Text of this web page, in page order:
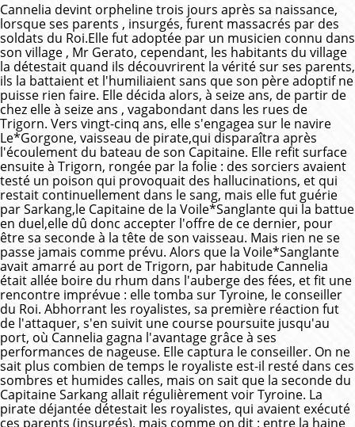
Cannelia devint orpheline trois jours après sa naissance,
lorsque ses parents , insurgés, furent massacrés par des
soldats du Roi.Elle fut adoptée par un musicien connu dans
son village , Mr Gerato, cependant, les habitants du village
la détestait quand ils découvrirent la vérité sur ses parents,
ils la battaient et l'humiliaient sans que son père adoptif ne
puisse rien faire. Elle décida alors, à seize ans, de partir de
chez elle à seize ans , vagabondant dans les rues de
Trigorn. Vers vingt-cinq ans, elle s'engagea sur le navire
Le*Gorgone, vaisseau de pirate,qui disparaîtra après
l'écoulement du bateau de son Capitaine. Elle refit surface
ensuite à Trigorn, rongée par la folie : des sorciers avaient
testé un poison qui provoquait des hallucinations, et qui
restait continuellement dans le sang, mais elle fut guérie
par Sarkang,le Capitaine de la Voile*Sanglante qui la battue
en duel,elle dû donc accepter l'offre de ce dernier, pour
être sa seconde à la tête de son vaisseau. Mais rien ne se
passe jamais comme prévu. Alors que la Voile*Sanglante
avait amarré au port de Trigorn, par habitude Cannelia
était allée boire du rhum dans l'auberge des fées, et fit une
rencontre imprévue : elle tomba sur Tyroine, le conseiller
du Roi. Abhorrant les royalistes, sa première réaction fut
de l'attaquer, s'en suivit une course poursuite jusqu'au
port, où Cannelia gagna l'avantage grâce à ses
performances de nageuse. Elle captura le conseiller. On ne
sait plus combien de temps le royaliste est-il resté dans ces
sombres et humides calles, mais on sait que la seconde du
Capitaine Sarkang allait régulièrement voir Tyroine. La
pirate déjantée détestait les royalistes, qui avaient exécuté
ces parents (insurgés), mais comme on dit : entre la haine